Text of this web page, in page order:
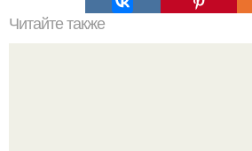
Читайте также